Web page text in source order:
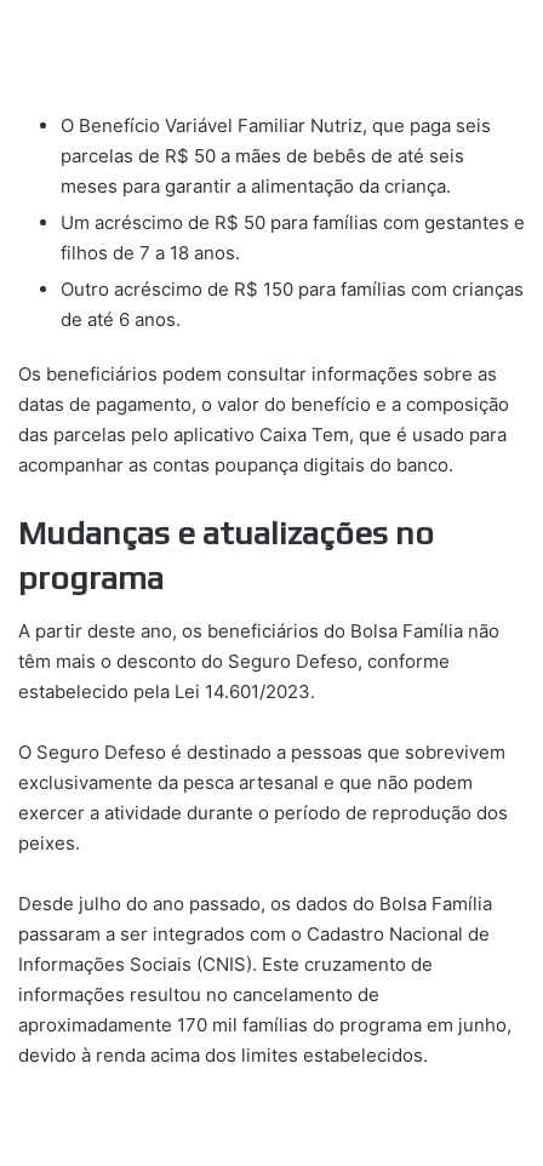
O Benefício Variável Familiar Nutriz, que paga seis
parcelas de R$ 50 a mães de bebês de até seis
meses para garantir a alimentação da criança.
Um acréscimo de R$ 50 para famílias com gestantes e
filhos de 7 a 18 anos.
Outro acréscimo de R$ 150 para famílias com crianças
de até 6 anos.
Os beneficiários podem consultar informações sobre as
datas de pagamento, o valor do benefício e a composição
das parcelas pelo aplicativo Caixa Tem, que é usado para
acompanhar as contas poupança digitais do banco.
Mudanças e atualizações no
programa
A partir deste ano, os beneficiários do Bolsa Família não
têm mais o desconto do Seguro Defeso, conforme
estabelecido pela Lei 14.601/2023.
O Seguro Defeso é destinado a pessoas que sobrevivem
exclusivamente da pesca artesanal e que não podem
exercer a atividade durante o período de reprodução dos
peixes.
Desde julho do ano passado, os dados do Bolsa Família
passaram a ser integrados com o Cadastro Nacional de
Informações Sociais (CNIS). Este cruzamento de
informações resultou no cancelamento de
aproximadamente 170 mil famílias do programa em junho,
devido à renda acima dos limites estabelecidos.